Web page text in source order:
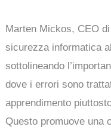
Marten Mickos, CEO
sicurezza informatica
sottolineando
dove i errori sono
apprendimento
Questo promuove una